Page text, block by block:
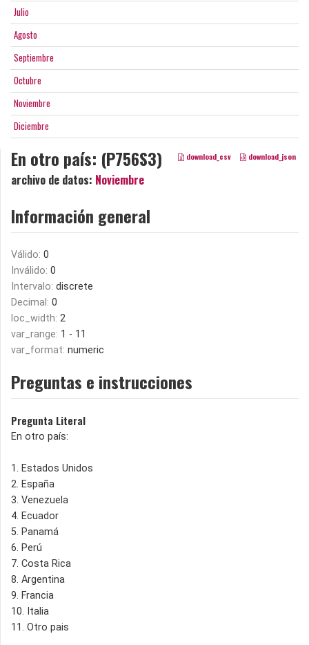
Julio
Agosto
Septiembre
Octubre
Noviembre
Diciembre
download_csv download_json
En otro país: (P756S3)
archivo de datos: Noviembre
Información general
Válido: 0
Inválido: 0
Intervalo: discrete
Decimal: 0
loc_width: 2
var_range: 1 - 11
var_format: numeric
Preguntas e instrucciones
Pregunta Literal
En otro país:
1. Estados Unidos
2. España
3. Venezuela
4. Ecuador
5. Panamá
6. Perú
7. Costa Rica
8. Argentina
9. Francia
10. Italia
11. Otro pais